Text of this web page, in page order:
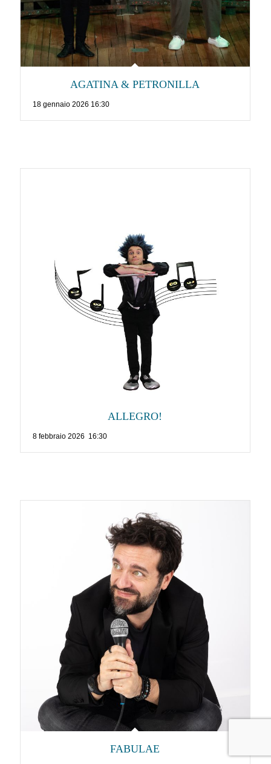
AGATINA & PETRONILLA
18 gennaio 2026 16:30
ALLEGRO!
8 febbraio 2026 16:30
FABULAE